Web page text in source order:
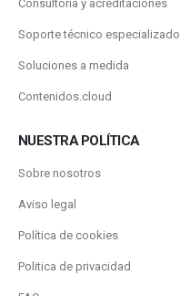
Consultoría y acreditaciones
Soporte técnico especializado
Soluciones a medida
Contenidos.cloud
NUESTRA POLÍTICA
Sobre nosotros
Aviso legal
Política de cookies
Politica de privacidad